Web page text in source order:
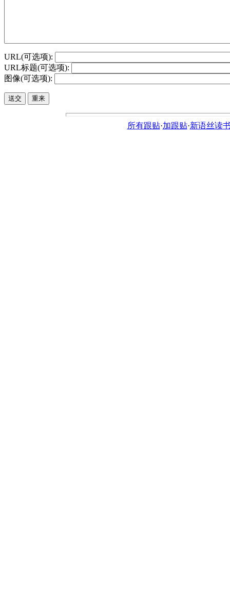
URL(可选项):
URL标题(可选项):
图像(可选项):
所有跟贴·加跟贴·新语丝读